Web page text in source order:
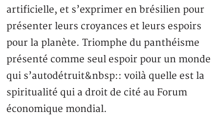
artificielle, et s’exprimer en brésilien pour
présenter leurs croyances et leurs espoirs
pour la planète. Triomphe du panthéisme
présenté comme seul espoir pour un monde
qui s’autodétruit&nbsp:: voilà quelle est la
spiritualité qui a droit de cité au Forum
économique mondial.